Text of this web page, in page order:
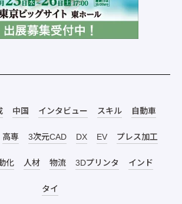
中国 インタビュー スキル 自動車
高専 3次元CAD DX EV プレス加工
化 人材 物流 3Dプリンタ インド
タイ